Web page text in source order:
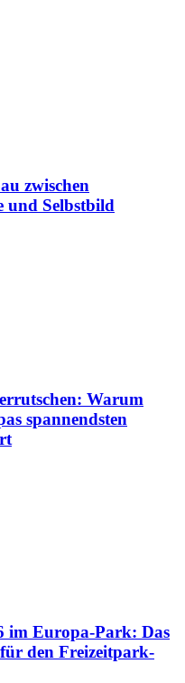
zwischen
und Selbstbild
Warum
spannendsten
im Europa-Park: Das
den Freizeitpark-